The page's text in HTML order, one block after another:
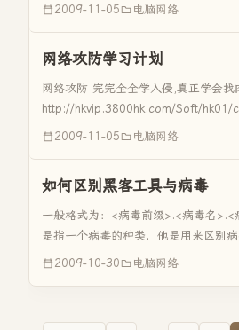
2009-11-05 电脑网络
网络攻防学习计划
网络攻防 完完全全学入侵,真正学会找
http://hkvip.3800hk.com/Soft/hk01/
07/390.html 完完全全学入侵,真正学
2009-11-05 电脑网络
如何区别黑客工具与病毒
一般格式为：<病毒前缀>.<病毒名
是指一个病毒的种类，他是用来区别
的种类的病毒，其前缀也是不同的。
2009-10-30 电脑网络